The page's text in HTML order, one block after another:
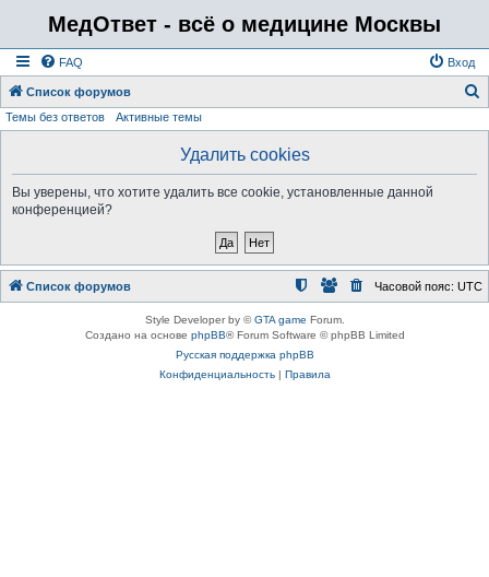
МедОтвет - всё о медицине Москвы
FAQ Вход
Список форумов
Темы без ответов Активные темы
Удалить cookies
Вы уверены, что хотите удалить все cookie, установленные данной
конференцией?
Список форумов Часовой пояс: UTC
Style Developer by ©GTA game Forum.
Создано на основе phpBB® Forum Software © phpBB Limited
Русская поддержка phpBB
Конфиденциальность| Правила